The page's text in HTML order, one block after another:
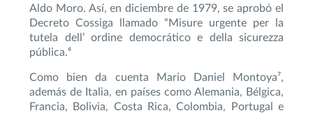
Aldo Moro. Así, en diciembre de 1979, se aprobó el
Decreto Cossiga llamado “Misure urgente per la
tutela dell’ ordine democrático e della sicurezza
pública.⁶
Como bien da cuenta Mario Daniel Montoya⁷,
además de Italia, en países como Alemania, Bélgica,
Francia, Bolivia, Costa Rica, Colombia, Portugal e